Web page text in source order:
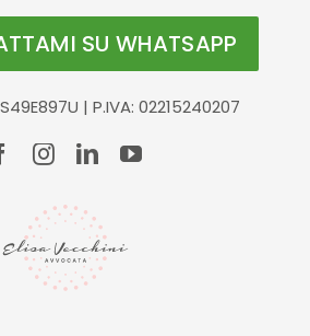
SU WHATSAPP
| P.IVA: 02215240207